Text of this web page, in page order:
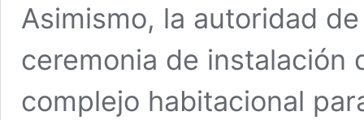
Asimismo, la autoridad
ceremonia de instalación
complejo habitacional